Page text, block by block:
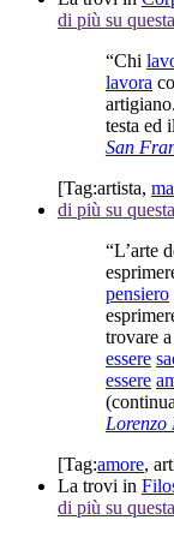
di più su
“Chi
lavora
testa ed
San
[Tag:artista,
di più su
“L’arte
pensiero
trovare
essere
essere
[Tag:amore,
La trovi in
di più su